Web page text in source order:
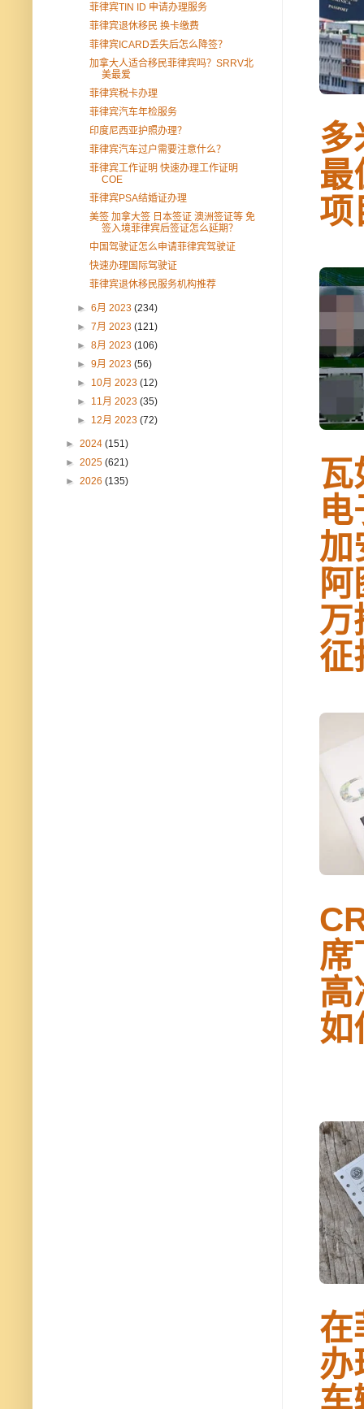
多
最
项
瓦
加
万
征
席
高
如
在
办
车
菲律宾TIN ID 申请办理服务
菲律宾退休移民 换卡缴费
菲律宾ICARD丢失后怎么降签？
加拿大人适合移民菲律宾吗？SRRV北
美最爱
菲律宾税卡办理
菲律宾汽车年检服务
印度尼西亚护照办理？
菲律宾汽车过户需要注意什么？
菲律宾工作证明 快速办理工作证明
COE
菲律宾PSA结婚证办理
美签 加拿大签 日本签证 澳洲签证等 免
签入境菲律宾后签证怎么延期？
中国驾驶证怎么申请菲律宾驾驶证
快速办理国际驾驶证
菲律宾退休移民服务机构推荐
►6月 2023(234)
►7月 2023(121)
►8月 2023(106)
►9月 2023(56)
► 10月 2023(12)
► 11月 2023(35)
► 12月 2023(72)
► 2024 (151)
► 2025 (621)
► 2026 (135)